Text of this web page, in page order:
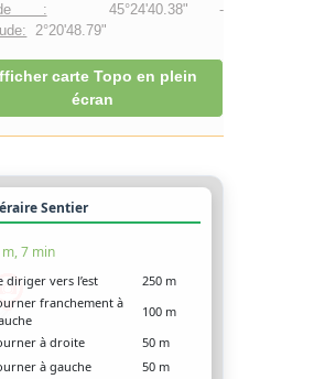
: 45°24'40.38" -
2°20'48.79"
carte Topo en plein
écran
Sentier
7 min
diriger vers l’est
250 m
franchement à
100 m
à droite
50 m
à gauche
50 m